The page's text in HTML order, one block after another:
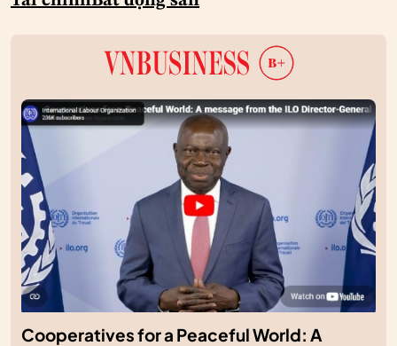
Cooperatives for a Peaceful World: A